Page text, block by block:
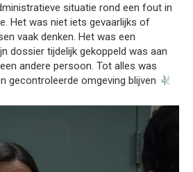
situatie rond een fout in
Het was niet iets gevaarlijks of
vaak denken. Het was een
dossier tijdelijk gekoppeld was aan
andere persoon. Tot alles was
gecontroleerde omgeving blijven